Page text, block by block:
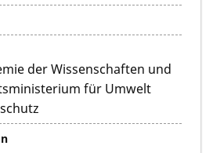
der Wissenschaften und
für Umwelt